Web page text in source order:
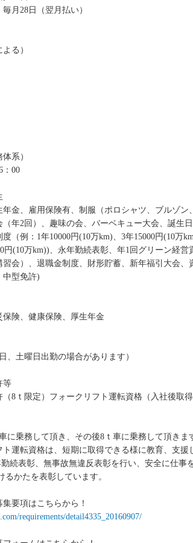
月28日（翌月払い）
る）
系）
：00
金、雇用保険有、制服（ポロシャツ、ブルゾン
（年2回）、趣味の会、バーベキュー大会、誕生
（例：1年10000円(10万km)、3年15000円(10万
円(10万km))、永年勤続表彰、年1回グリーン経
習会）、退職金制度、財形貯蓄、新年福引大会
中型免許)
保険、健康保険、厚生年金
、土曜日出勤の場合があります）
等
8ｔ限定）フォークリフト運転資格（入社後取得
に乗務して頂き、その後8ｔ車に乗務して頂きま
ト運転資格は、短期に取得できる様に教育、支援
続表彰、無事故無違反表彰を行い、安全に仕事
るかたを表彰しています。
要項はこちらから！
requirements/detail4335_20160907/